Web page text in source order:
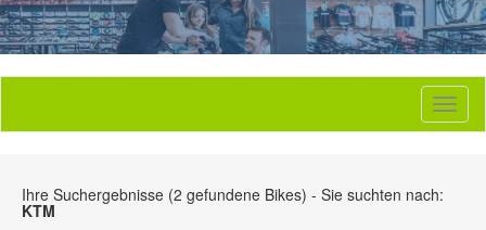
Ihre Suchergebnisse (2 gefundene Bikes) - Sie suchten nach:
KTM